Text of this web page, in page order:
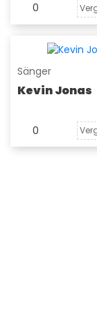
0
Sänger
Kevin Jonas
0